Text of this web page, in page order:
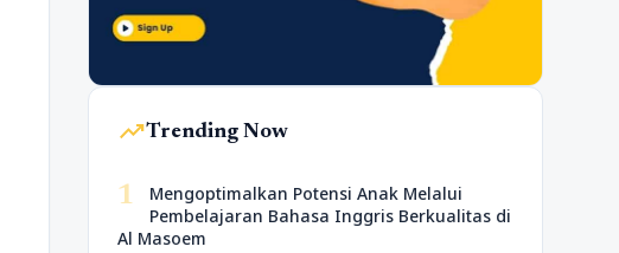
trending_upTrending Now
1
Mengoptimalkan Potensi Anak Melalui
Pembelajaran Bahasa Inggris Berkualitas di
Al Masoem